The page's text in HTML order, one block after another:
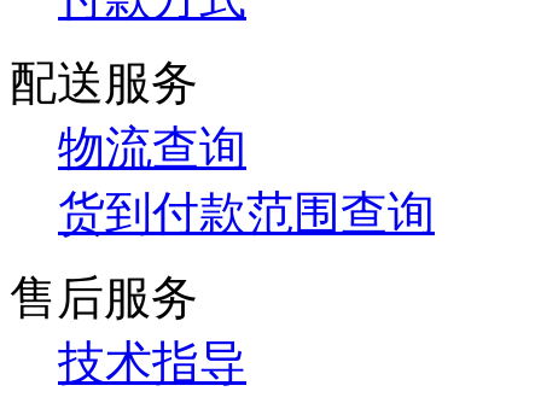
配送服务
物流查询
货到付款范围查询
售后服务
技术指导